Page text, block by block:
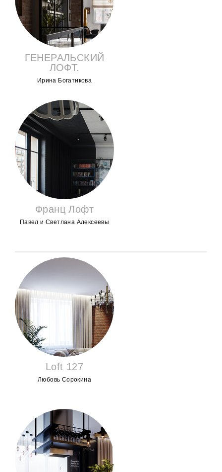
ГЕНЕРАЛЬСКИЙ
ЛОФТ.
Ирина Богатикова
Франц Лофт
Павел и Светлана Алексеевы
Loft 127
Любовь Сорокина